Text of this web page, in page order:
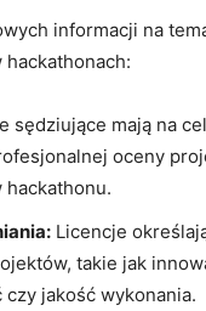
informacji na
sędziujące mają na‌
oceny
Licencje
takie jak
czy jakość wykonania.